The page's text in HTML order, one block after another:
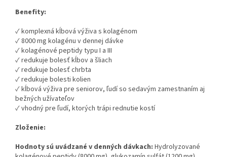
Benefity:
✓ komplexná kĺbová výživa s kolagénom
✓ 8000 mg kolagénu v dennej dávke
✓ kolagénové peptidy typu I a III
✓ redukuje bolesť kĺbov a šliach
✓ redukuje bolesť chrbta
✓ redukuje bolesti kolien
✓ kĺbová výživa pre seniorov, ľudí so sedavým zamestnaním aj
bežných užívateľov
✓ vhodný pre ľudí, ktorých trápi rednutie kostí
Zloženie:
Hodnoty sú uvádzané v denných dávkach: Hydrolyzované